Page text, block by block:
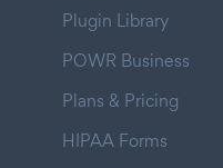
Plugin Library
POWR Business
Plans & Pricing
HIPAA Forms